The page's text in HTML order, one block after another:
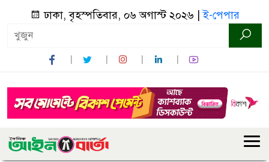
ঢাকা, বৃহস্পতিবার, ০৬ অগাস্ট ২০২৬ |ই-পেপার